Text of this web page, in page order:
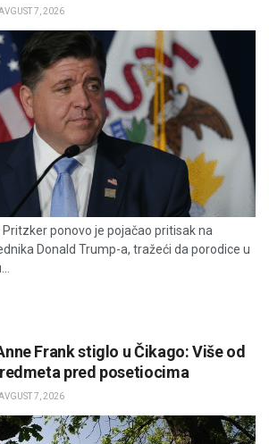
7, 2026
ponovo je pojačao pritisak na
Donald Trump-a, tražeći da porodice u
Frank stiglo u Čikago: Više od
pred posetiocima
7, 2026